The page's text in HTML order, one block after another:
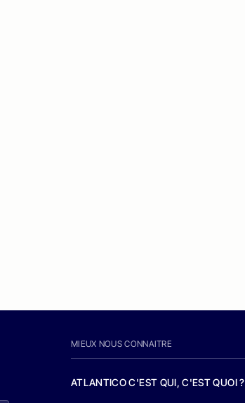
MIEUX NOUS CONNAITRE
ATLANTICO C'EST QUI, C'EST QUOI ?